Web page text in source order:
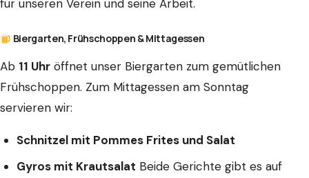
für unseren Verein und seine Arbeit.
Biergarten, Frühschoppen & Mittagessen
Ab 11 Uhr öffnet unser Biergarten zum gemütlichen
Frühschoppen. Zum Mittagessen am Sonntag
servieren wir:
Schnitzel mit Pommes Frites und Salat
Gyros mit Krautsalat Beide Gerichte gibt es auf